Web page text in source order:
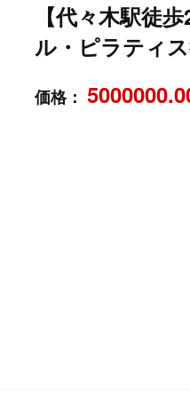
【代々木駅徒
ル・ピラティス
価格：